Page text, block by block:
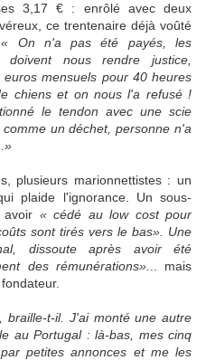
3,17 € : enrôlé avec deux
ce trentenaire déjà voûté
« On n'a pas été payés, les
doivent nous rendre justice,
mensuels pour 40 heures
chiens et on nous l'a refusé !
le tendon avec une scie
un déchet, personne n'a
plusieurs marionnettistes : un
plaide l'ignorance. Un sous-
« cédé au low cost pour
sont tirés vers le bas». Une
dissoute après avoir été
des rémunérations».
.. mais
t-il. J'ai monté une autre
au Portugal : là-bas, mes cinq
petites annonces et me les